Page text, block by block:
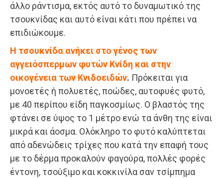
άλλο ράντισμα, εκτός αυτό το δυναμωτικό της
τσουκνίδας και αυτό είναι κάτι που πρέπει να
επιδιώκουμε.
Η τσουκνίδα ανήκει στο γένος των
αγγειόσπερμων φυτών Κνίδη και στην
οικογένεια των Κνιδοειδών. Πρόκειται για
μονοετές ή πολυετές, ποώδες, αυτοφυές φυτό,
με 40 περίπου είδη παγκοσμίως. Ο βλαστός της
φτάνει σε ύψος το 1 μέτρο ενώ τα άνθη της είναι
μικρά και άοσμα. Ολόκληρο το φυτό καλύπτεται
από αδενώδεις τρίχες που κατά την επαφή τους
με το δέρμα προκαλούν φαγούρα, πολλές φορές
έντονη, τσούξιμο και κοκκινίλα σαν τσίμπημα